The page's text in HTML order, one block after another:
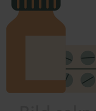
Lista: . Innehåller 1 objekt.